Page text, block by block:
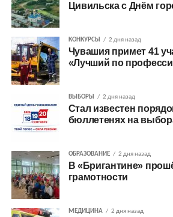
Цивильска с Днём
КОНКУРСЫ 2 дня назад
Чувашия примет 41
«Лучший по
ВЫБОРЫ 2 дня назад
Стал известен
бюллетенях на
ОБРАЗОВАНИЕ 2 дня назад
В «Бригантине»
грамотности
МЕДИЦИНА 2 дня назад